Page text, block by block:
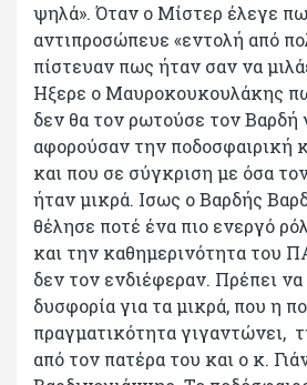
ψηλά». Όταν ο Μίστερ έλεγε
αντιπροσώπευε «εντολή από
πίστευαν πως ήταν σαν να
Ηξερε ο Μαυροκουκουλάκης
δεν θα τον ρωτούσε τον Βαρδή
αφορούσαν την ποδοσφαιρική
και που σε σύγκριση με όσα
ήταν μικρά. Ισως ο Βαρδής
θέλησε ποτέ ένα πιο ενεργό
και την καθημερινότητα του
δεν τον ενδιέφεραν. Πρέπει
δυσφορία για τα μικρά, που η
πραγματικότητα γιγαντώνει,
από τον πατέρα του και ο κ.